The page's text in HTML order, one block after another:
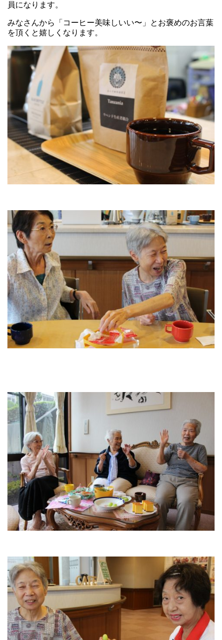
員になります。
みなさんから「コーヒー美味しいい〜」とお褒めのお言葉
を頂くと嬉しくなります。